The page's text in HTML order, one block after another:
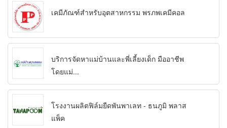
เคมีภัณฑ์สำหรับอุตสาหกรรม พรภพเคมีคอล
บริการจัดหาแม่บ้านและพี่เลี้ยงเด็ก มืออาชีพ
โดยแม่...
โรงงานผลิตฟิล์มยืดพันพาเลท - ธนภูมิ พลาส
แพ็ค